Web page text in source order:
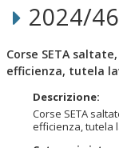
Salta
navigazione
2024/
Corse SETA
efficienza, tutela
Descrizione:
Corse SETA
efficienza, tutela